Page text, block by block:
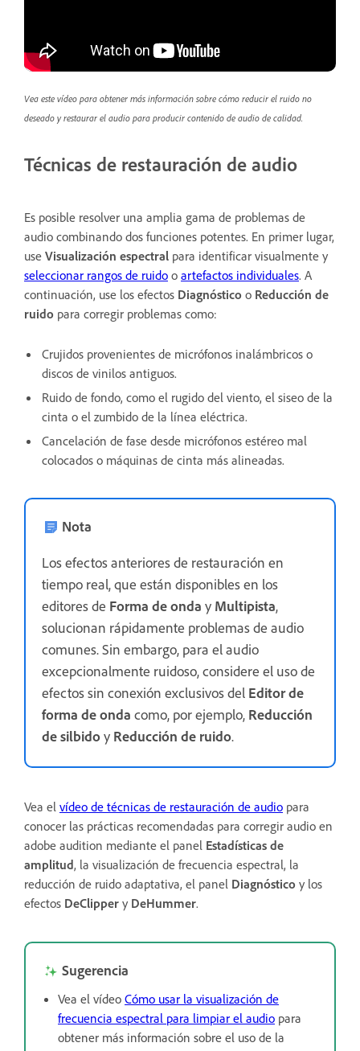
Vea este vídeo para obtener más información sobre cómo reducir el ruido no
deseado y restaurar el audio para producir contenido de audio de calidad.
Técnicas de restauración de audio
Es posible resolver una amplia gama de problemas de
audio combinando dos funciones potentes. En primer lugar,
use Visualización espectral para identificar visualmente y
seleccionar rangos de ruido o artefactos individuales. A
continuación, use los efectos Diagnóstico o Reducción de
ruido para corregir problemas como:
Crujidos provenientes de micrófonos inalámbricos o
discos de vinilos antiguos.
Ruido de fondo, como el rugido del viento, el siseo de la
cinta o el zumbido de la línea eléctrica.
Cancelación de fase desde micrófonos estéreo mal
colocados o máquinas de cinta más alineadas.
Nota
Los efectos anteriores de restauración en
tiempo real, que están disponibles en los
editores de Forma de onda y Multipista,
solucionan rápidamente problemas de audio
comunes. Sin embargo, para el audio
excepcionalmente ruidoso, considere el uso de
efectos sin conexión exclusivos del Editor de
forma de onda como, por ejemplo, Reducción
de silbidoy Reducción de ruido.
Vea el vídeo de técnicas de restauración de audio para
conocer las prácticas recomendadas para corregir audio en
adobe audition mediante el panel Estadísticas de
amplitud, la visualización de frecuencia espectral, la
reducción de ruido adaptativa, el panel Diagnóstico y los
efectos DeClipper y DeHummer.
Sugerencia
Vea el vídeo Cómo usar la visualización de
frecuencia espectral para limpiar el audio para
obtener más información sobre el uso de la